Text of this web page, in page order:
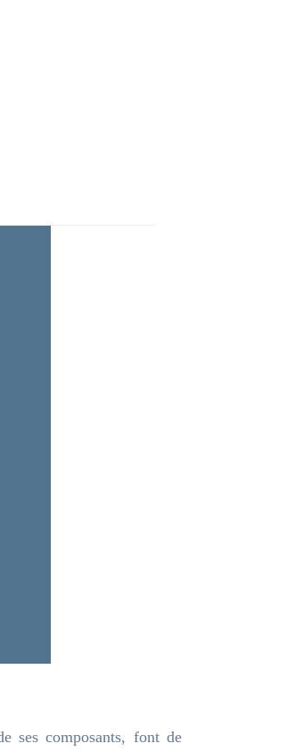
ses composants, font de